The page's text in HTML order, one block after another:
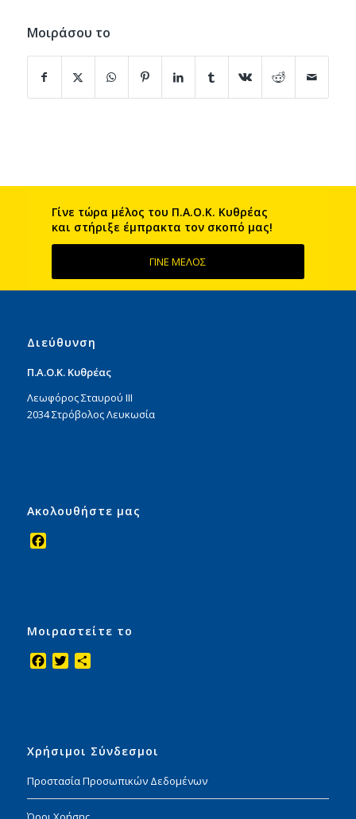
Μοιράσου το
Γίνε τώρα μέλος του Π.Α.Ο.Κ. Kυθρέας
και στήριξε έμπρακτα τον σκοπό μας!
ΓΙΝΕ ΜΕΛΟΣ
Διεύθυνση
Π.Α.Ο.Κ. Κυθρέας
Λεωφόρος Σταυρού ΙΙΙ
2034 Στρόβολος Λευκωσία
Ακολουθήστε μας
Μοιραστείτε το
Facebook
Twitter
Χρήσιμοι Σύνδεσμοι
Προστασία Προσωπικών Δεδομένων